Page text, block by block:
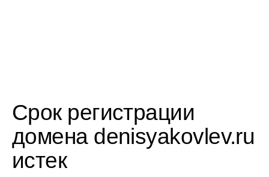
Срок регистрации
домена denisyakovlev.ru
истек